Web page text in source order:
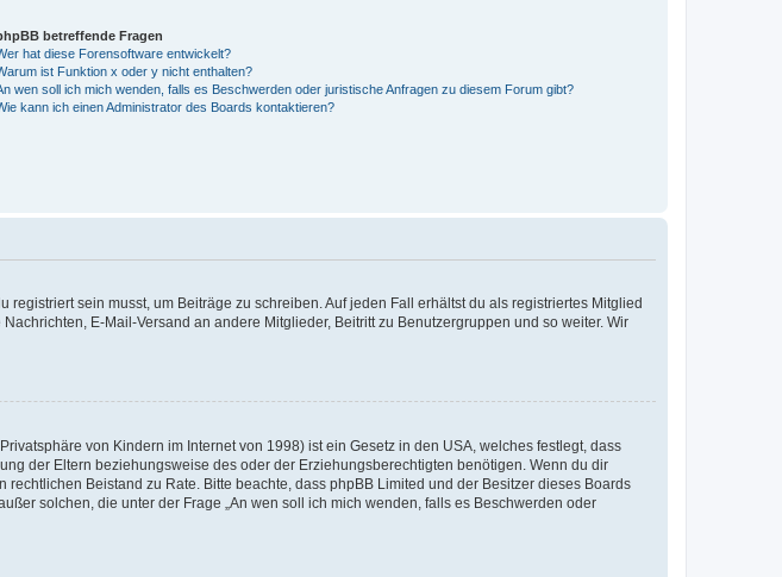
betreffende Fragen
hat diese Forensoftware entwickelt?
ist Funktion x oder y nicht enthalten?
wen soll ich mich wenden, falls es Beschwerden oder juristische Anfragen zu diesem Forum gibt?
kann ich einen Administrator des Boards kontaktieren?
sein musst, um Beiträge zu schreiben. Auf jeden Fall erhältst du als registriertes Mitglied
E-Mail-Versand an andere Mitglieder, Beitritt zu Benutzergruppen und so weiter. Wir
von Kindern im Internet von 1998) ist ein Gesetz in den USA, welches festlegt, dass
der Eltern beziehungsweise des oder der Erziehungsberechtigten benötigen. Wenn du dir
Beistand zu Rate. Bitte beachte, dass phpBB Limited und der Besitzer dieses Boards
solchen, die unter der Frage „An wen soll ich mich wenden, falls es Beschwerden oder